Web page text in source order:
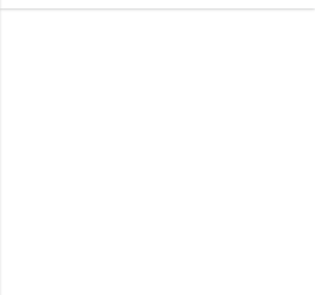
somente. Me ame. Com todas as palavras de